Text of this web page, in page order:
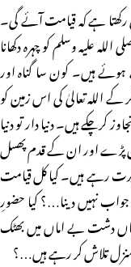
ہے کہ قیامت آئے گی۔
علیہ وسلم کو چہرہ دکھانا
ہیں۔ کون سا گناہ اور
اللہ تعالیٰ کی اس زمین کو
کرچکے ہیں۔ دنیا دار تو دنیا
پڑے اور ان کے قدم پھسل
رہے ہیں۔ کیا کل قیامت
نہیں دینا…؟ کیا حضورِ
کہاں دشت بے اماں میں بھٹک
تلاش کر رہے ہیں…؟